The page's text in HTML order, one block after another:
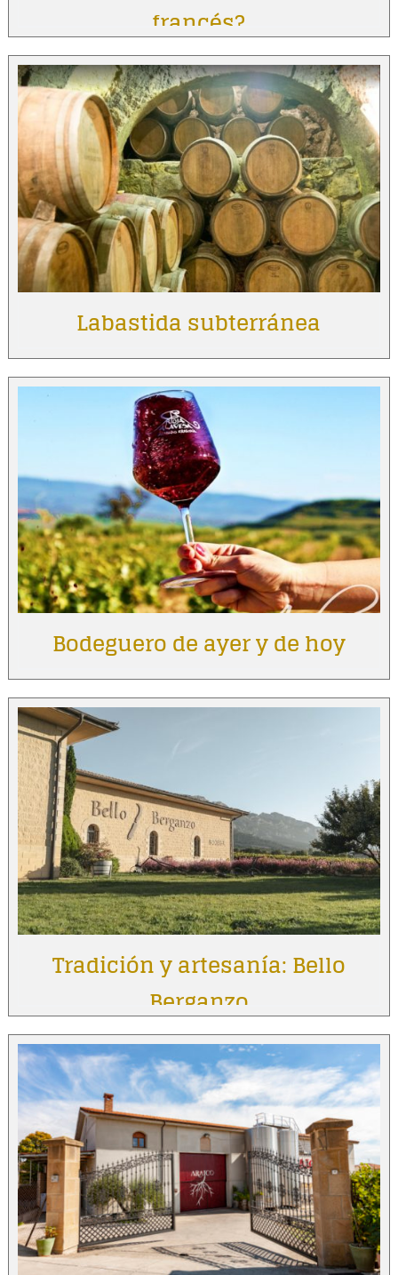
francés?
Labastida subterránea
Bodeguero de ayer y de hoy
Tradición y artesanía: Bello
Berganzo